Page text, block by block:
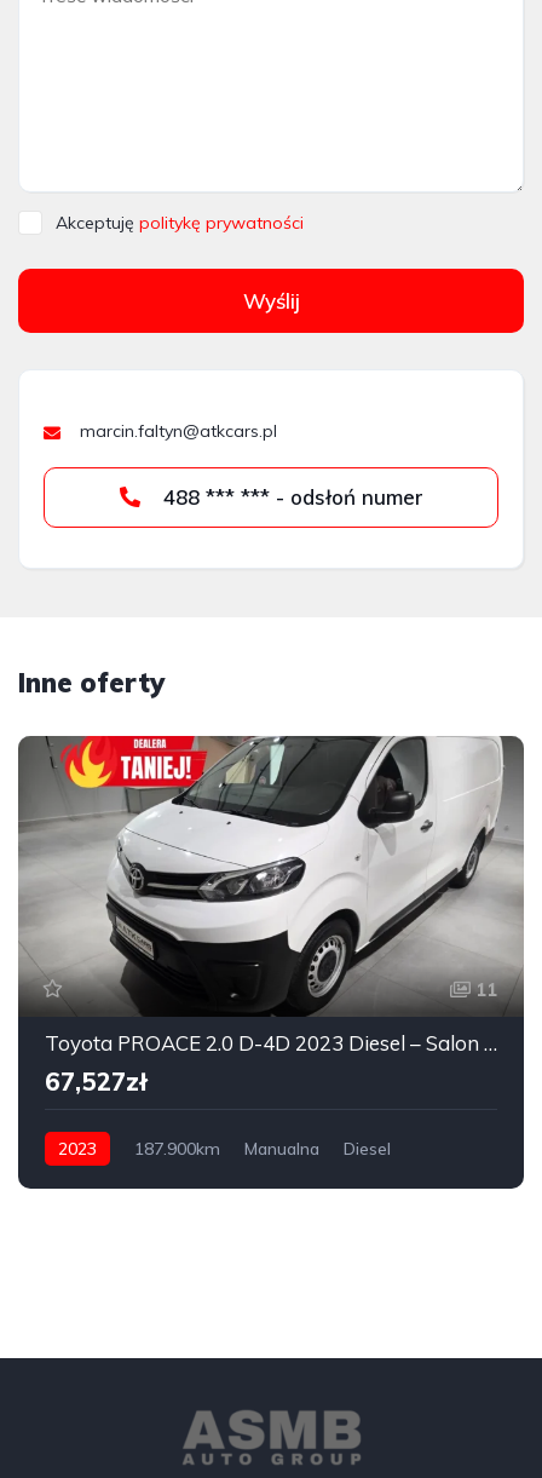
Akceptuję politykę prywatności
Wyślij
marcin.faltyn@atkcars.pl
488 *** *** - odsłoń numer
Inne oferty
11
Toyota PROACE 2.0 D-4D 2023 Diesel – Salon Polska, VAT
67,527zł
2023 187.900km Manualna
Diesel